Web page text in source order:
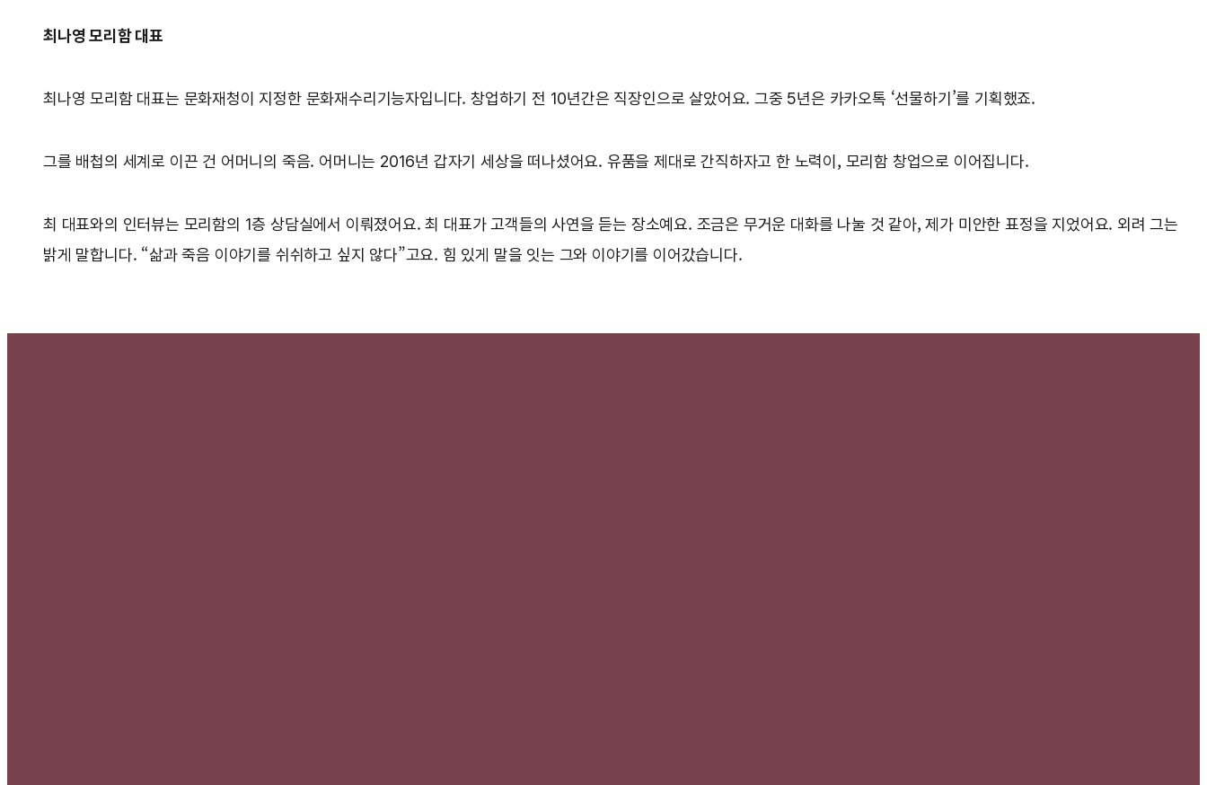
최나영 모리함 대표
최나영 모리함 대표는 문화재청이 지정한 문화재수리기능자입니다. 창업하기 전 10년간은 직장인으로 살았어요. 그중 5년은 카카오톡 ‘선물하기’를 기획했죠.
그를 배첩의 세계로 이끈 건 어머니의 죽음. 어머니는 2016년 갑자기 세상을 떠나셨어요. 유품을 제대로 간직하자고 한 노력이, 모리함 창업으로 이어집니다.
최 대표와의 인터뷰는 모리함의 1층 상담실에서 이뤄졌어요. 최 대표가 고객들의 사연을 듣는 장소예요. 조금은 무거운 대화를 나눌 것 같아, 제가 미안한 표정을 지었어요. 외려 그는
밝게 말합니다. “삶과 죽음 이야기를 쉬쉬하고 싶지 않다”고요. 힘 있게 말을 잇는 그와 이야기를 이어갔습니다.